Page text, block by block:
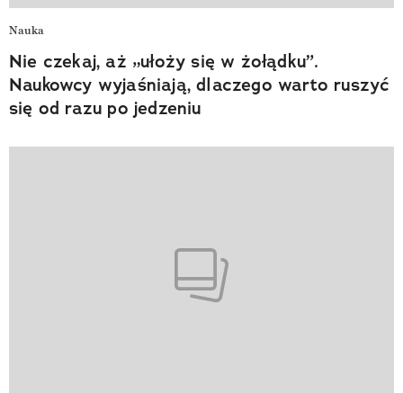
Nauka
Nie czekaj, aż „ułoży się w żołądku”.
Naukowcy wyjaśniają, dlaczego warto ruszyć
się od razu po jedzeniu